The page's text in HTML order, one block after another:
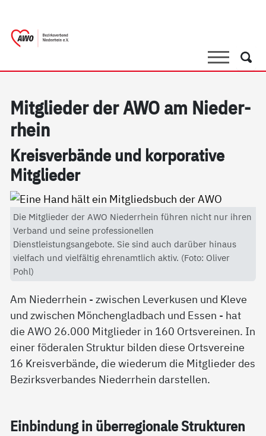
SucheSuche
Mit­g­lie­der der AWO am Nie­der­
r­hein
Kreis­ver­bän­de und kor­po­ra­ti­ve
Mit­g­lie­der
Die Mitglieder der AWO Niederrhein führen nicht nur ihren
Verband und seine professionellen
Dienstleistungsangebote. Sie sind auch darüber hinaus
vielfach und vielfältig ehrenamtlich aktiv. (Foto: Oliver
Pohl)
Am Niederrhein - zwischen Leverkusen und Kleve
und zwischen Mönchengladbach und Essen - hat
die AWO 26.000 Mitglieder in 160 Ortsvereinen. In
einer föderalen Struktur bilden diese Ortsvereine
16 Kreisverbände, die wiederum die Mitglieder des
Bezirksverbandes Niederrhein darstellen.
Ein­bin­dung in über­re­gio­na­le Struk­tu­ren